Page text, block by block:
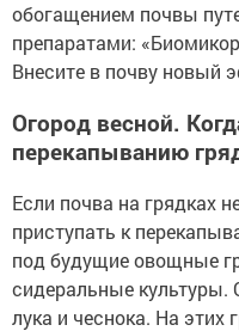
обогащением почвы
препаратами:
Внесите в почву новый
Огород весной.
перекапыванию
Если почва на грядках
приступать к
под будущие овощные
сидеральные культуры.
лука и чеснока. На этих